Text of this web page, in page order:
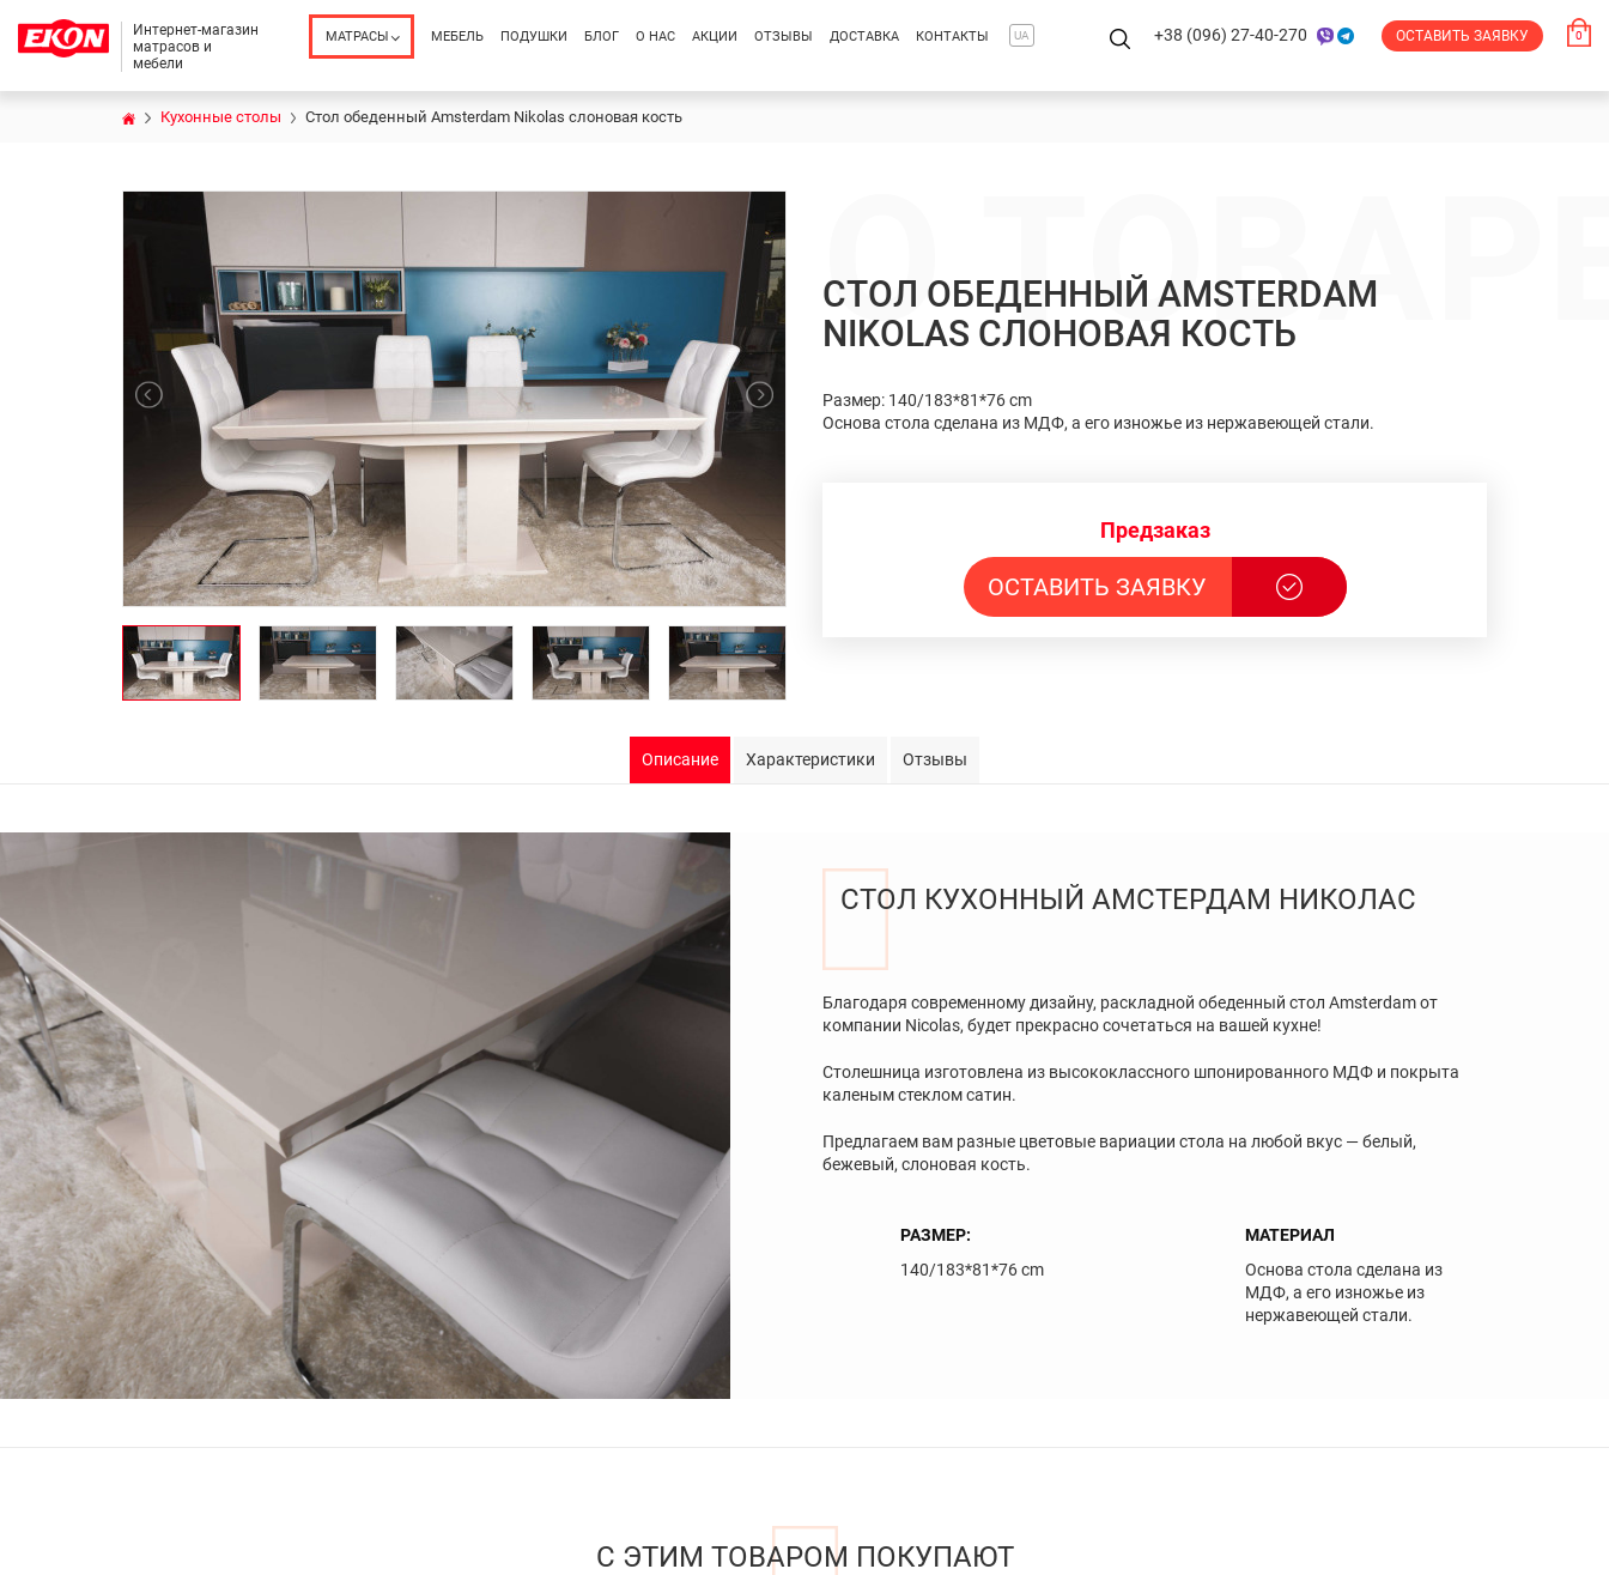
Интернет-магазин
матрасов и
мебели
МАТРАСЫ МЕБЕЛЬ ПОДУШКИ БЛОГ О НАС АКЦИИ ОТЗЫВЫ ДОСТАВКА КОНТАКТЫ UA +38 (096) 27-40-270 ОСТАВИТЬ ЗАЯВКУ 0
Кухонные столы Стол обеденный Amsterdam Nikolas слоновая кость
СТОЛ ОБЕДЕННЫЙ AMSTERDAM
NIKOLAS СЛОНОВАЯ КОСТЬ
О
Размер: 140/183*81*76 cm
Основа стола сделана из МДФ, а его изножье из нержавеющей стали.
Предзаказ
ОСТАВИТЬ ЗАЯВКУ
Описание Характеристики Отзывы
СТОЛ КУХОННЫЙ АМСТЕРДАМ НИКОЛАС
Благодаря современному дизайну, раскладной обеденный стол Amsterdam от
компании Nicolas, будет прекрасно сочетаться на вашей кухне!
Столешница изготовлена из высококлассного шпонированного МДФ и покрыта
каленым стеклом сатин.
Предлагаем вам разные цветовые вариации стола на любой вкус — белый,
бежевый, слоновая кость.
РАЗМЕР:
140/183*81*76 cm
МАТЕРИАЛ
Основа стола сделана из
МДФ, а его изножье из
нержавеющей стали.
С ЭТИМ ТОВАРОМ ПОКУПАЮТ